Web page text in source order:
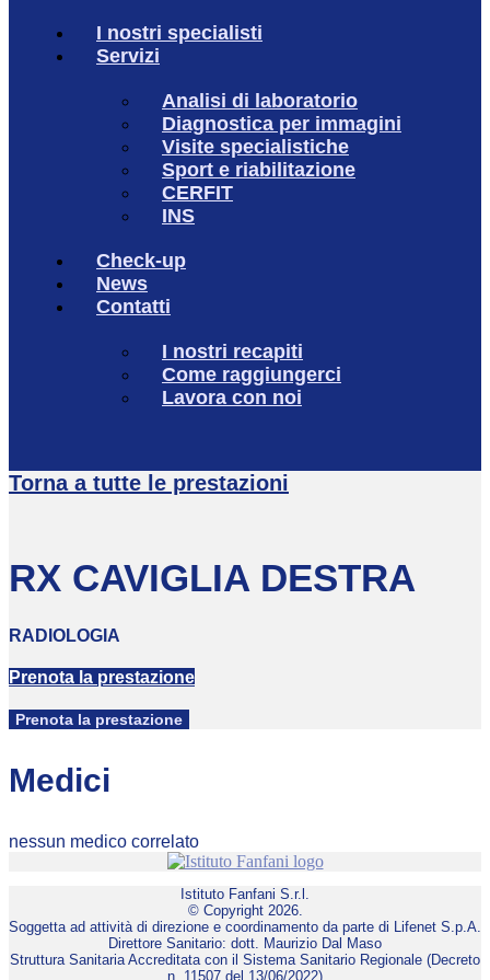
I nostri specialisti
Servizi
Analisi di laboratorio
Diagnostica per immagini
Visite specialistiche
Sport e riabilitazione
CERFIT
INS
Check-up
News
Contatti
I nostri recapiti
Come raggiungerci
Lavora con noi
Torna a tutte le prestazioni
RX CAVIGLIA DESTRA
RADIOLOGIA
Prenota la prestazione
Prenota la prestazione
Medici
nessun medico correlato
Istituto Fanfani S.r.l.
© Copyright 2026.
Soggetta ad attività di direzione e coordinamento da parte di Lifenet S.p.A.
Direttore Sanitario: dott. Maurizio Dal Maso
Struttura Sanitaria Accreditata con il Sistema Sanitario Regionale (Decreto
n. 11507 del 13/06/2022)